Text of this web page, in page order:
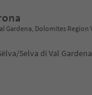
Gardena, Dolomites Region
Selva di Val Gardena